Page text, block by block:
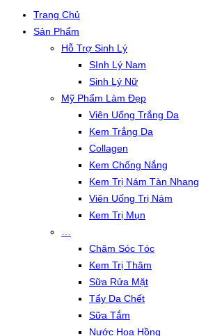
Trang Chủ
Sản Phẩm
Hỗ Trợ Sinh Lý
SInh Lý Nam
Sinh Lý Nữ
Mỹ Phẩm Làm Đẹp
Viên Uống Trắng Da
Kem Trắng Da
Collagen
Kem Chống Nắng
Kem Trị Nám Tàn Nhang
Viên Uống Trị Nám
Kem Trị Mụn
Chăm Sóc Tóc
Kem Trị Thâm
Sữa Rửa Mặt
Tẩy Da Chết
Sữa Tắm
Nước Hoa Hồng